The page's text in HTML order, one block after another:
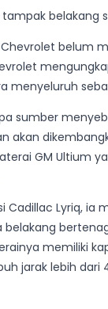
tampak belakang
belum
menyeluruh
sumber
akan
GM Ultium
Cadillac Lyriq, ia
belakang
memiliki
jarak lebih dari